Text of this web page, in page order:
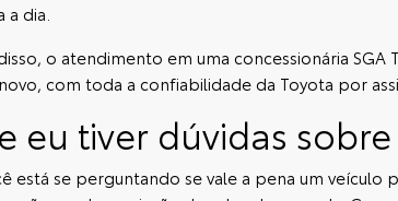
a dia.
o atendimento em uma concessionária SGA
com toda a confiabilidade da Toyota por
eu tiver dúvidas
está se perguntando se vale a pena um veículo